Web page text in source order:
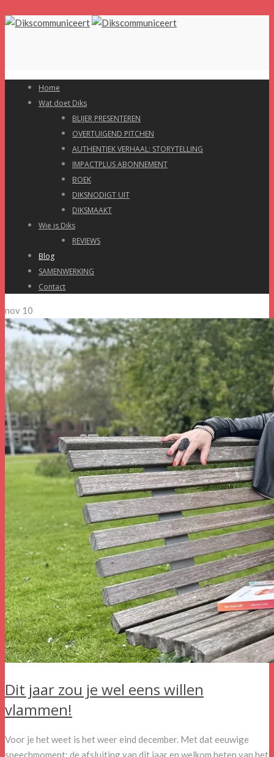
Home
Wat doet Diks
BLIJER PRESENTEREN
OVERTUIGEND PITCHEN
AUTHENTIEK VERHAAL: STORYTELLING
IMPACTPLUS ABONNEMENT
BOEK
DIKSNODIGT UIT
DIKSMAAKT
Wie is Diks
REVIEWS
Blog
SAMENWERKING
Contact
nov 10
Dit jaar zou je wel eens willen
vlammen!
Voor je het weet is het weer eind december. Met dat eeuwige
speechmoment: de afsluiting van dit jaar en welkom heten van het